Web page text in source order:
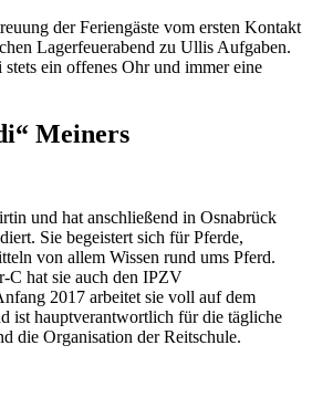
der Feriengäste vom ersten Kontakt
Lagerfeuerabend zu Ullis Aufgaben.
ein offenes Ohr und immer eine
Meiners
und hat anschließend in Osnabrück
Sie begeistert sich für Pferde,
von allem Wissen rund ums Pferd.
C hat sie auch den IPZV
2017 arbeitet sie voll auf dem
ist hauptverantwortlich für die tägliche
die Organisation der Reitschule.